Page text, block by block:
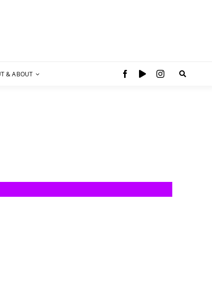
& ABOUT